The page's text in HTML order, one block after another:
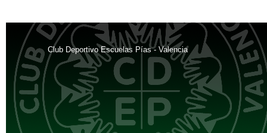
Club Deportivo Escuelas Pías - Valencia